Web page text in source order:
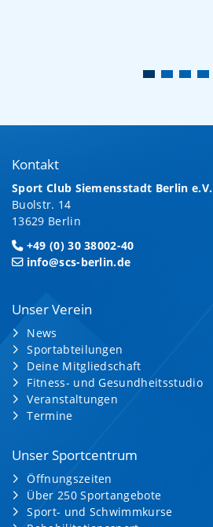
Kontakt
Sport Club Siemensstadt Berlin e.V.
Buolstr. 14
13629 Berlin
+49 (0) 30 38002-40
info@scs-berlin.de
Unser Verein
News
Sportabteilungen
Deine Mitgliedschaft
Fitness- und Gesundheitsstudio
Veranstaltungen
Termine
Unser Sportcentrum
Öffnungszeiten
Über 250 Sportangebote
Sport- und Schwimmkurse